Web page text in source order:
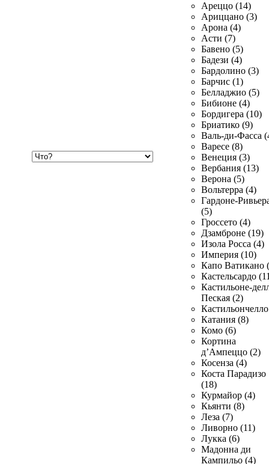
Ареццо (14)
Ариццано (3)
Арона (4)
Асти (7)
Бавено (5)
Бадези (4)
Бардолино (3)
Барчис (1)
Белладжио (5)
Бибионе (4)
Бордигера (10)
Бриатико (9)
Валь-ди-Фасса
Варесе (8)
Венеция (3)
Вербания (13)
Верона (5)
Вольтерра (4)
Гардоне-
(5)
Гроссето (4)
Дзамброне (19)
Изола Росса (4)
Империя (10)
Капо Ватикано
Кастельсардо
Кастильоне-
Пеская (2)
Катания (8)
Комо (6)
Кортина
д’Ампеццо (2)
Косенза (4)
Коста Парадизо
(18)
Курмайор (4)
Кьянти (8)
Леза (7)
Ливорно (11)
Лукка (6)
Мадонна ди
Кампильо (4)